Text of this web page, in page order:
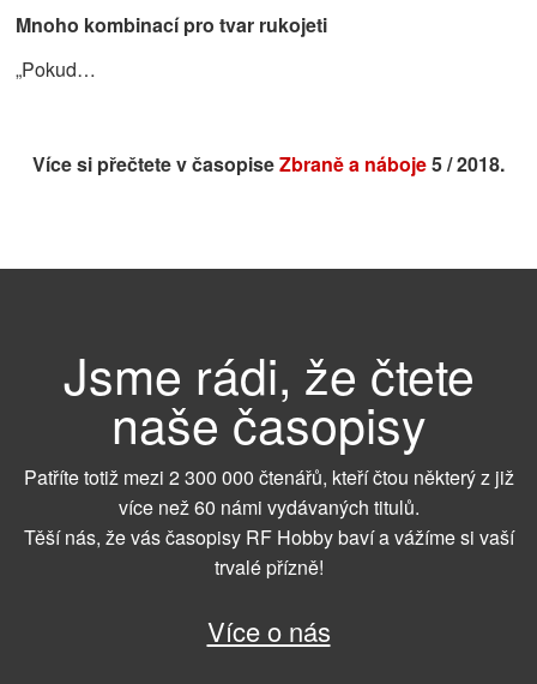
Mnoho kombinací pro tvar rukojeti
„Pokud…
Více si přečtete v časopiseZbraně a náboje5 / 2018.
Jsme rádi, že čtete
naše časopisy
Patříte totiž mezi 2 300 000 čtenářů, kteří čtou některý z již
více než 60 námi vydávaných titulů.
Těší nás, že vás časopisy RF Hobby baví a vážíme si vaší
trvalé přízně!
Více o nás